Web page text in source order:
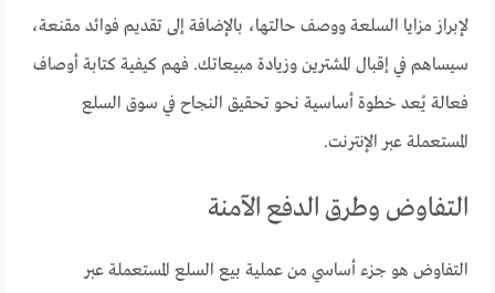
لإبراز مزايا السلعة ووصف حالتها، بالإضافة إلى تقديم فوائد مقنعة،
سيساهم في إقبال المشترين وزيادة مبيعاتك. فهم كيفية كتابة أوصاف
فعالة يُعد خطوة أساسية نحو تحقيق النجاح في سوق السلع
المستعملة عبر الإنترنت.
التفاوض وطرق الدفع الآمنة
التفاوض هو جزء أساسي من عملية بيع السلع المستعملة عبر